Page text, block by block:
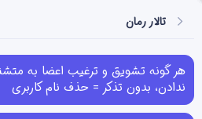
تالار رمان
هر گونه تشویق و ترغیب اعضا به
ندادن، بدون تذکر = حذف نام کاربری